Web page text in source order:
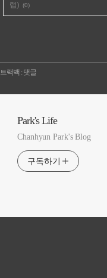
랩) (0)
트랙백 : 댓글
Park's Life
Chanhyun Park's Blog
구독하기